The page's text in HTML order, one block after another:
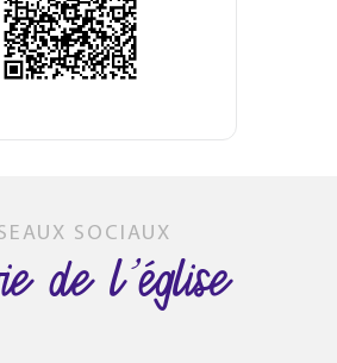
SOCIAUX
de l’église